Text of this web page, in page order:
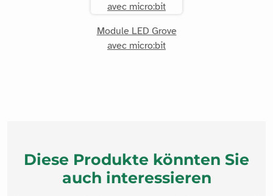
Module LED Grove
avec micro:bit
Diese Produkte könnten Sie
auch interessieren